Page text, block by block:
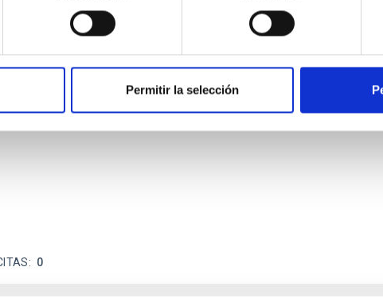
Permitir la selección
of the Einstein Cross
imaged gravitationally lensed quasar QSO 2237+0305, the
technique. This technique uses a region far enough
0